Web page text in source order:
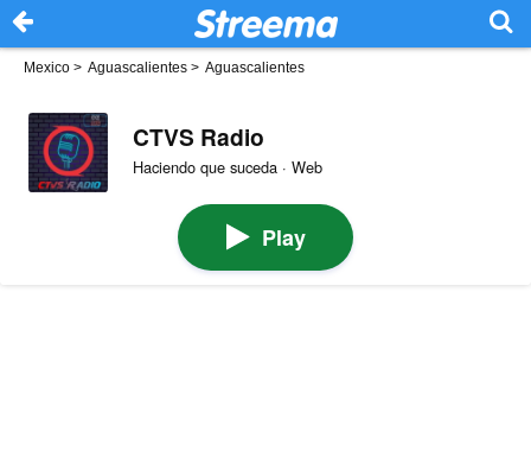
Mexico > Aguascalientes > Aguascalientes
CTVS Radio
Haciendo que suceda · Web
Play